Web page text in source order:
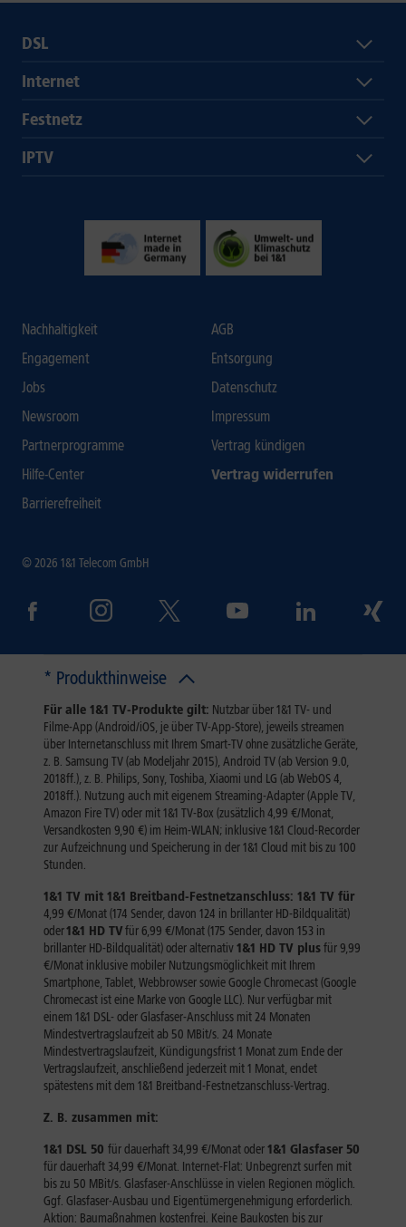
DSL
Internet
Festnetz
IPTV
Nachhaltigkeit
Engagement
Jobs
Newsroom
Partnerprogramme
Hilfe-Center
Barrierefreiheit
AGB
Entsorgung
Datenschutz
Impressum
Vertrag kündigen
Vertrag widerrufen
© 2026 1&1 Telecom GmbH